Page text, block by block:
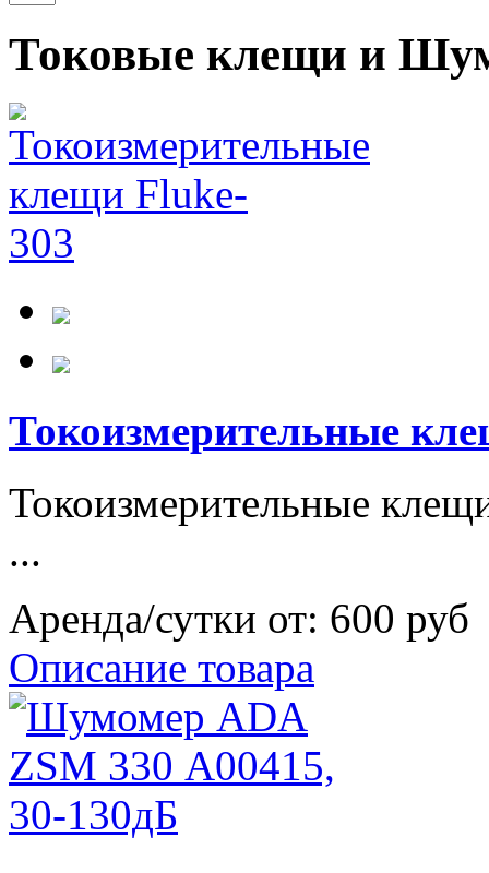
Токовые клещи и
Токоизмерительные
Токоизмерительные
...
Аренда/сутки от: 600 руб
Описание товара